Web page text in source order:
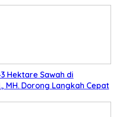
Hektare Sawah di
MH. Dorong Langkah Cepat